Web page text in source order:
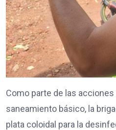
Como parte de las
saneamiento básico, la
plata coloidal para la